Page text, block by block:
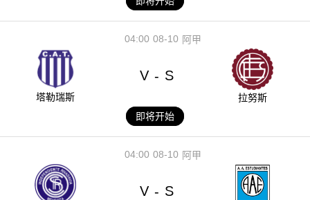
08-10
04:00 阿甲
塔勒瑞斯
V - S
拉努斯
即将开始
08-10
04:00 阿甲
V - S